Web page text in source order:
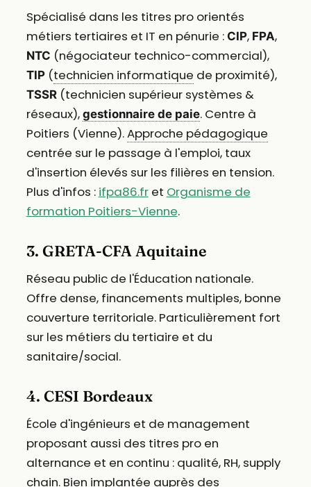
Spécialisé dans les titres pro orientés
métiers tertiaires et IT en pénurie : CIP, FPA,
NTC (négociateur technico-commercial),
TIP(technicien informatique de proximité),
TSSR(technicien supérieur systèmes &
réseaux), gestionnaire de paie. Centre à
Poitiers (Vienne).Approche pédagogique
centrée sur le passage à l'emploi, taux
d'insertion élevés sur les filières en tension.
Plus d'infos : ifpa86.fret Organisme de
formation Poitiers-Vienne.
3. GRETA-CFA Aquitaine
Réseau public de l'Éducation nationale.
Offre dense, financements multiples, bonne
couverture territoriale. Particulièrement fort
sur les métiers du tertiaire et du
sanitaire/social.
4. CESI Bordeaux
École d'ingénieurs et de management
proposant aussi des titres pro en
alternance et en continu : qualité, RH, supply
chain. Bien implantée auprès des